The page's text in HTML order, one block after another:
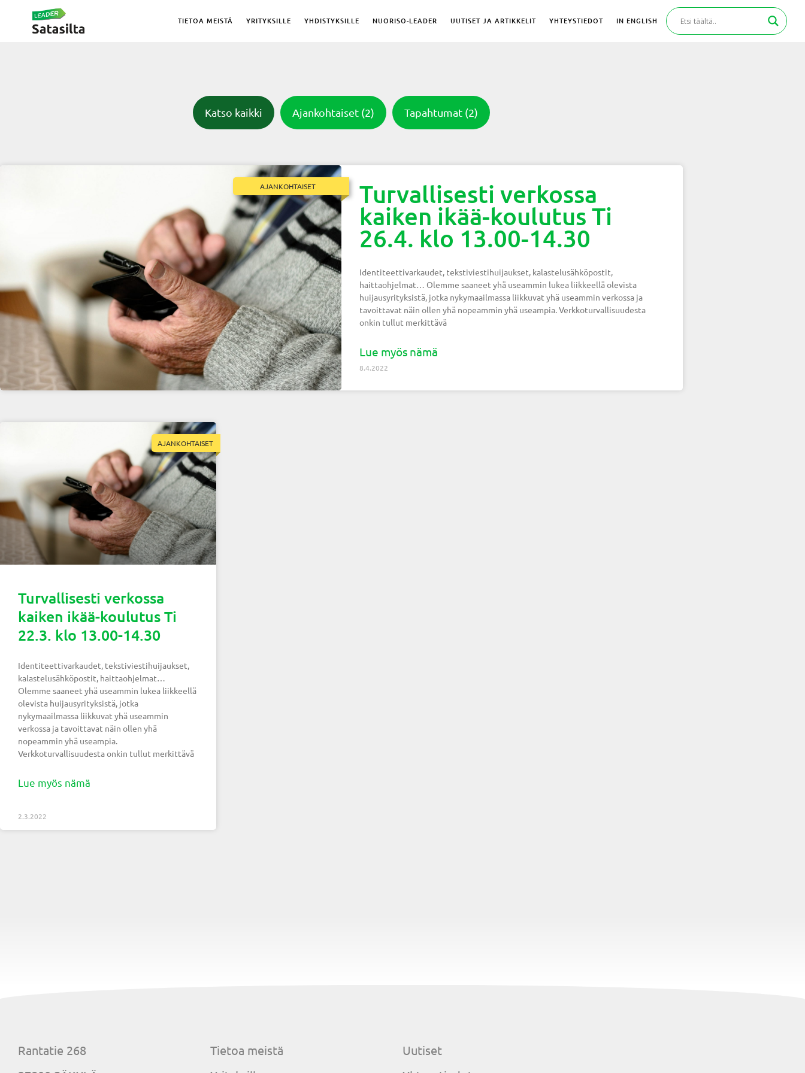
TIETOA MEISTÄ YRITYKSILLE YHDISTYKSILLE NUORISO-LEADER UUTISET JA ARTIKKELIT YHTEYSTIEDOT IN ENGLISH
Katso kaikki Ajankohtaiset (2) Tapahtumat (2)
AJANKOHTAISET Turvallisesti verkossa
kaiken ikää-koulutus Ti
26.4. klo 13.00-14.30
Identiteettivarkaudet, tekstiviestihuijaukset, kalastelusähköpostit,
haittaohjelmat… Olemme saaneet yhä useammin lukea liikkeellä olevista
huijausyrityksistä, jotka nykymaailmassa liikkuvat yhä useammin verkossa ja
tavoittavat näin ollen yhä nopeammin yhä useampia. Verkkoturvallisuudesta
onkin tullut merkittävä
Lue myös nämä
8.4.2022
AJANKOHTAISET
Turvallisesti verkossa
kaiken ikää-koulutus Ti
22.3. klo 13.00-14.30
Identiteettivarkaudet, tekstiviestihuijaukset,
kalastelusähköpostit, haittaohjelmat…
Olemme saaneet yhä useammin lukea liikkeellä
olevista huijausyrityksistä, jotka
nykymaailmassa liikkuvat yhä useammin
verkossa ja tavoittavat näin ollen yhä
nopeammin yhä useampia.
Verkkoturvallisuudesta onkin tullut merkittävä
Lue myös nämä
2.3.2022
Rantatie 268
Tietoa meistä
Uutiset